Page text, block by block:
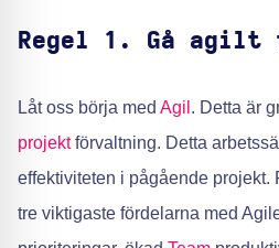
Regel 1. Gå
Låt oss börja med Agil . Detta är
projektförvaltning. Detta
effektiviteten i pågående projekt.
tre viktigaste fördelarna med